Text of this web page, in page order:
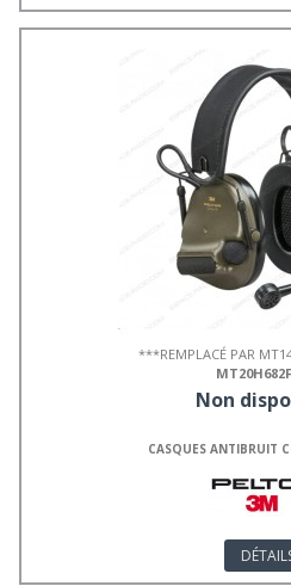
***REMPLACÉ PAR
Non
CASQUES ANTIBRUIT